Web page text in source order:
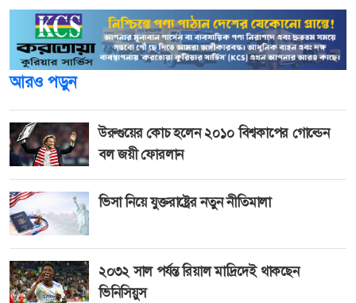
আরও পড়ুন
উরুগুয়ের কোচ হলেন ২০১০ বিশ্বকাপের গোল্ডেন
বল জয়ী ফোরলান
ভিসা নিয়ে যুক্তরাষ্ট্রের নতুন নীতিমালা
২০৩২ সাল পর্যন্ত রিয়াল মাদ্রিদেই থাকছেন
ভিনিসিয়ুস